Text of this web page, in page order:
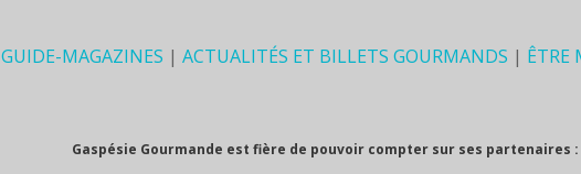
GUIDE-MAGAZINES | ACTUALITÉS ET BILLETS GOURMANDS | ÊTRE
Gaspésie Gourmande est fière de pouvoir compter sur ses partenaires :